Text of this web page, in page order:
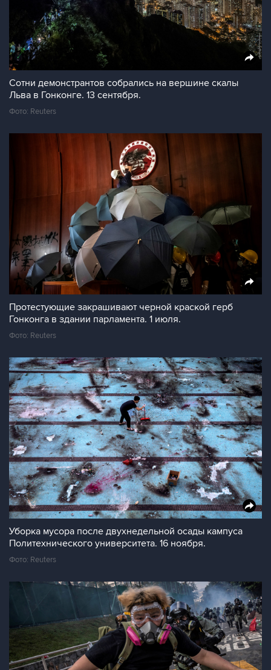
Сотни демонстрантов собрались на вершине скалы
Льва в Гонконге. 13 сентября.
Фото: Reuters
Протестующие закрашивают черной краской герб
Гонконга в здании парламента. 1 июля.
Фото: Reuters
Уборка мусора после двухнедельной осады кампуса
Политехнического университета. 16 ноября.
Фото: Reuters